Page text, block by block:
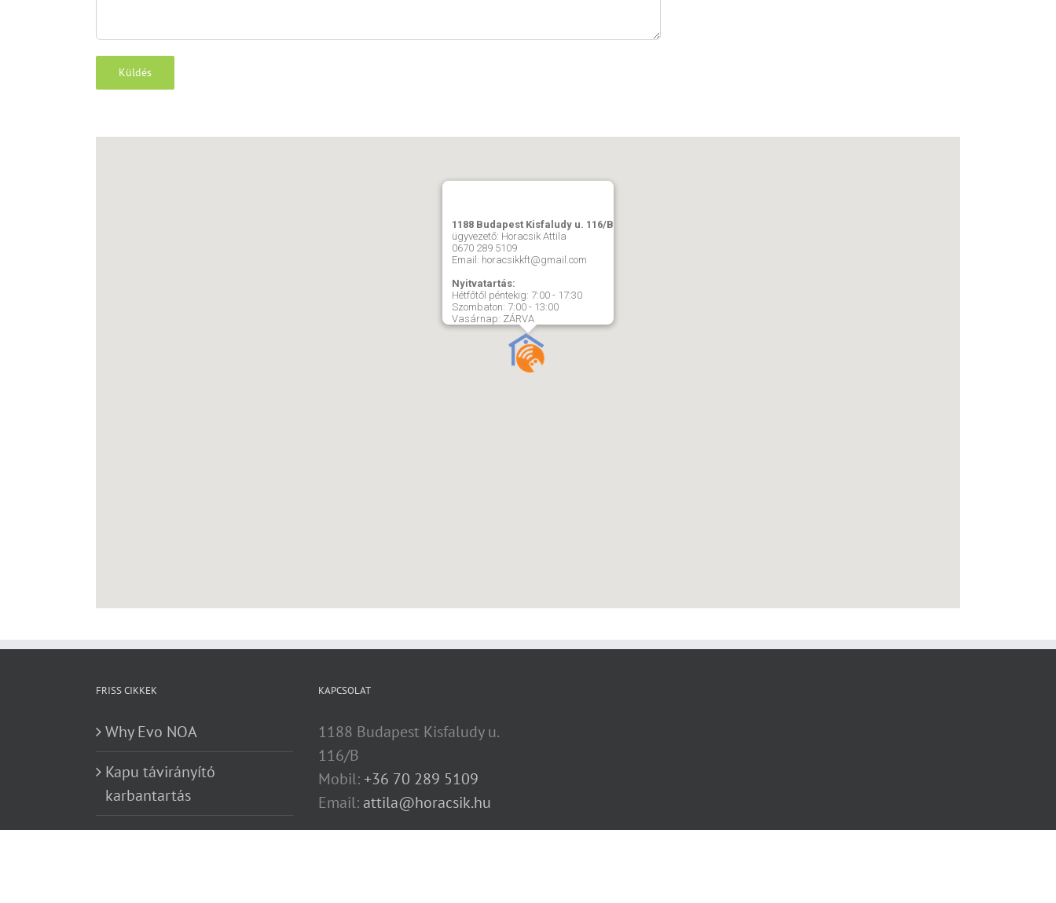
1188 Budapest Kisfaludy u. 116/B
ügyvezető: Horacsik Attila
0670 289 5109
Email: horacsikkft@gmail.com
Nyitvatartás:
Hétfőtől péntekig: 7:00 - 17:30
Szombaton: 7:00 - 13:00
Vasárnap: ZÁRVA
FRISS CIKKEK
Why Evo NOA
Kapu távirányító
karbantartás
Kapu távirányító kisokos
KAPCSOLAT
1188 Budapest Kisfaludy u.
116/B
Mobil:+36 70 289 5109
Email: attila@horacsik.hu